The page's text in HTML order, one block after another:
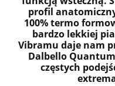
profil
100% termo
bardzo lekkiej
Vibramu daje nam
Dalbello
częstych